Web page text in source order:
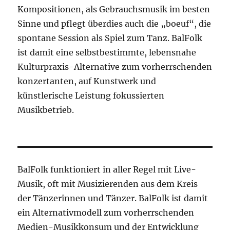
Kompositionen, als Gebrauchsmusik im besten
Sinne und pflegt überdies auch die „boeuf“, die
spontane Session als Spiel zum Tanz. BalFolk
ist damit eine selbstbestimmte, lebensnahe
Kulturpraxis-Alternative zum vorherrschenden
konzertanten, auf Kunstwerk und
künstlerische Leistung fokussierten
Musikbetrieb.
BalFolk funktioniert in aller Regel mit Live-
Musik, oft mit Musizierenden aus dem Kreis
der Tänzerinnen und Tänzer. BalFolk ist damit
ein Alternativmodell zum vorherrschenden
Medien-Musikkonsum und der Entwicklung